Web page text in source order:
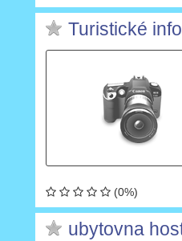
Turistické
(0%)
ubytovna